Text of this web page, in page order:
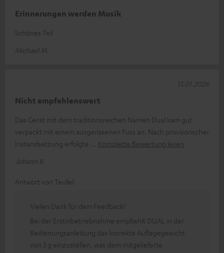
Erinnerungen werden Musik
Schönes Teil
Michael M.
Nicht empfehlenswert
Das Gerät mit dem traditionsreichen Namen Dual kam gut
verpackt mit einem ausgerissenen Fuss an. Nach provisorischer
Instandsetzung erfolgte
Komplette Bewertung lesen
Johann B.
13.01.2026
Antwort von Teufel:
Vielen Dank für dein Feedback!
Bei der Erstinbetriebnahme empfiehlt DUAL in der
Bedienungsanleitung das korrekte Auflagegewicht
von 3 g einzustellen, was dem mitgelieferte